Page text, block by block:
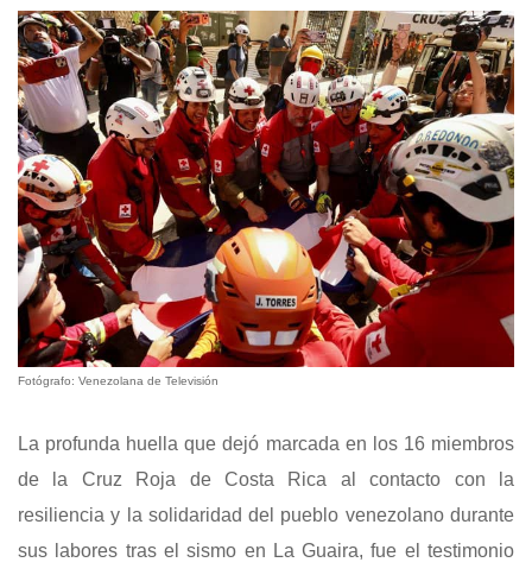
Fotógrafo: Venezolana de Televisión
La profunda huella que dejó marcada en los 16 miembros
de la Cruz Roja de Costa Rica al contacto con la
resiliencia y la solidaridad del pueblo venezolano durante
sus labores tras el sismo en La Guaira, fue el testimonio